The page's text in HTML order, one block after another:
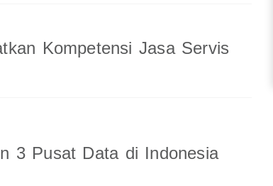
Kompetensi Jasa Servis
3 Pusat Data di Indonesia